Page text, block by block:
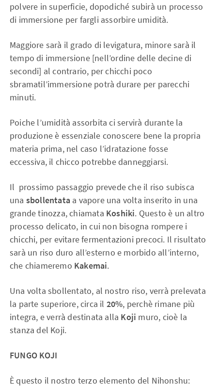
polvere in superficie, dopodiché subirà un processo
di immersione per fargli assorbire umidità.
Maggiore sarà il grado di levigatura, minore sarà il
tempo di immersione [nell’ordine delle decine di
secondi] al contrario, per chicchi poco
sbramatil’immersione potrà durare per parecchi
minuti.
Poiche l’umidità assorbita ci servirà durante la
produzione è essenziale conoscere bene la propria
materia prima, nel caso l’idratazione fosse
eccessiva, il chicco potrebbe danneggiarsi.
Il prossimo passaggio prevede che il riso subisca
una sbollentata a vapore una volta inserito in una
grande tinozza, chiamata Koshiki. Questo è un altro
processo delicato, in cui non bisogna rompere i
chicchi, per evitare fermentazioni precoci. Il risultato
sarà un riso duro all’esterno e morbido all’interno,
che chiameremo Kakemai.
Una volta sbollentato, al nostro riso, verrà prelevata
la parte superiore, circa il 20%, perchè rimane più
integra, e verrà destinata alla Koji muro, cioè la
stanza del Koji.
FUNGO KOJI
È questo il nostro terzo elemento del Nihonshu: